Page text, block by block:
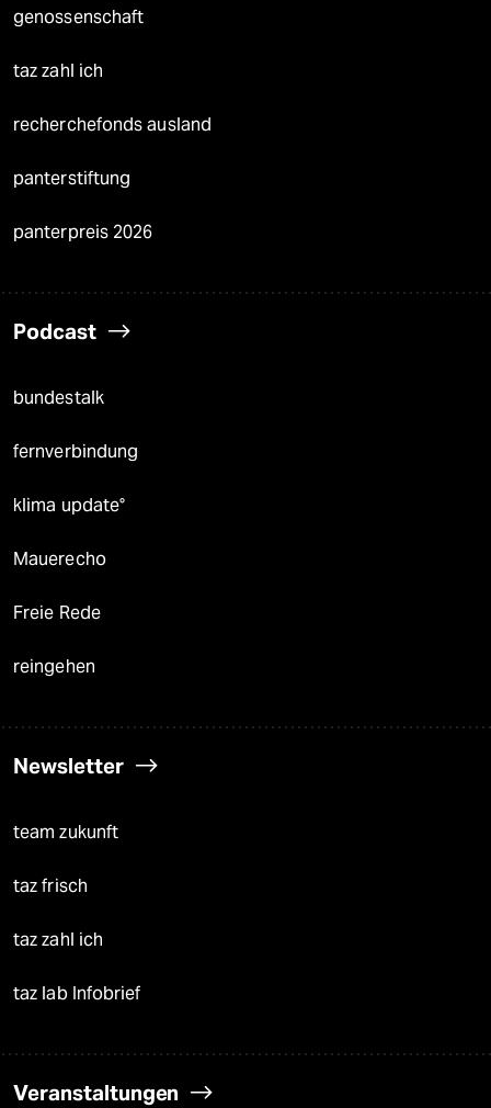
genossenschaft
taz zahl ich
recherchefonds ausland
panterstiftung
panterpreis 2026
Podcast
bundestalk
fernverbindung
klima update°
Mauerecho
Freie Rede
reingehen
Newsletter
team zukunft
taz frisch
taz zahl ich
taz lab Infobrief
Veranstaltungen